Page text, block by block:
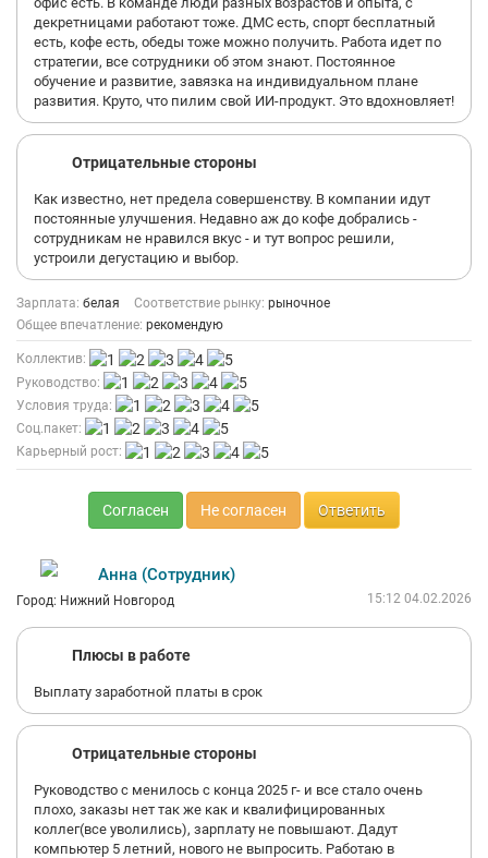
декретницами работают тоже. ДМС есть, спорт бесплатный
есть, кофе есть, обеды тоже можно получить. Работа идет по
стратегии, все сотрудники об этом знают. Постоянное
обучение и развитие, завязка на индивидуальном плане
развития. Круто, что пилим свой ИИ-продукт. Это вдохновляет!
Отрицательные стороны
Как известно, нет предела совершенству. В компании идут
постоянные улучшения. Недавно аж до кофе добрались -
сотрудникам не нравился вкус - и тут вопрос решили,
устроили дегустацию и выбор.
Зарплата: белая Соответствие рынку: рыночное
Общее впечатление: рекомендую
Коллектив:
Руководство:
Условия труда:
Соц.пакет:
Карьерный рост:
Согласен Не согласен Ответить
Анна (Сотрудник)
Город: Нижний Новгород 15:12 04.02.2026
Плюсы в работе
Выплату заработной платы в срок
Отрицательные стороны
Руководство с менилось с конца 2025 г- и все стало очень
плохо, заказы нет так же как и квалифицированных
коллег(все уволились), зарплату не повышают. Дадут
компьютер 5 летний, нового не выпросить. Работаю в